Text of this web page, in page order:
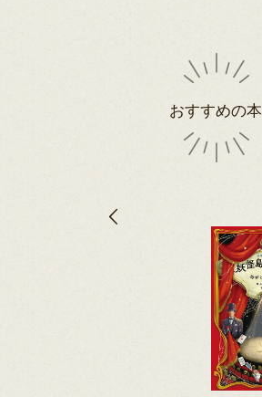
おすすめの本